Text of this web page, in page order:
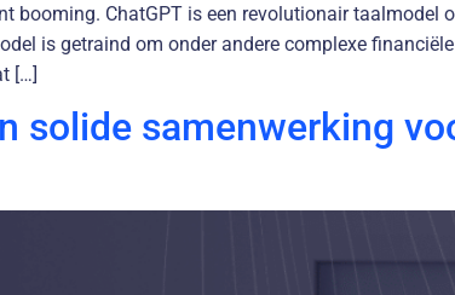
ChatGPT is een revolutionair taalmodel
is getraind om onder andere complexe
[…]
solide samenwerking